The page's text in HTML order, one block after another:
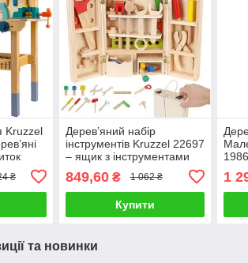
Kruzzel
₴
Дерев’яний набір
інструментів Kruzzel 22697
– ящик з інструментами
для маленьких майстрів
849,60₴ 1 062 ₴
Купити
1
та новинки